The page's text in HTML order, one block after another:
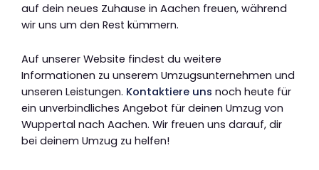
auf dein neues Zuhause in Aachen freuen, während
wir uns um den Rest kümmern.
Auf unserer Website findest du weitere
Informationen zu unserem Umzugsunternehmen und
unseren Leistungen. Kontaktiere uns noch heute für
ein unverbindliches Angebot für deinen Umzug von
Wuppertal nach Aachen. Wir freuen uns darauf, dir
bei deinem Umzug zu helfen!